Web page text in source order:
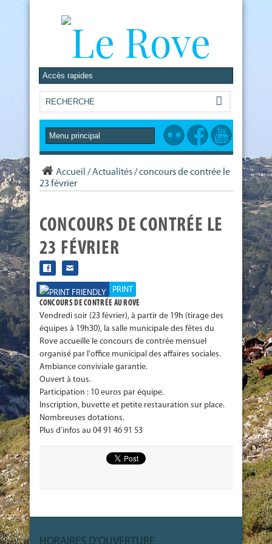
Accueil /Actualités/concours de contrée le
23 février
CONCOURS DE CONTRÉE LE
23 FÉVRIER
PRINT
CONCOURS DE CONTRÉE AU ROVE
Vendredi soir (23 février), à partir de 19h (tirage des
équipes à 19h30), la salle municipale des fêtes du
Rove accueille le concours de contrée mensuel
organisé par l'office municipal des affaires sociales.
Ambiance conviviale garantie.
Ouvert à tous.
Participation : 10 euros par équipe.
Inscription, buvette et petite restauration sur place.
Nombreuses dotations.
Plus d'infos au 04 91 46 91 53